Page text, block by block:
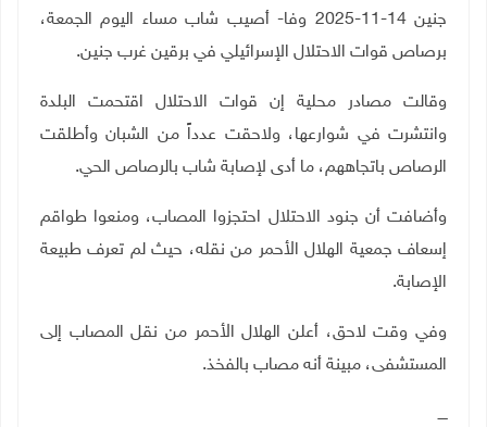
جنين 14-11-2025 وفا- أصيب شاب مساء اليوم الجمعة،
برصاص قوات الاحتلال الإسرائيلي في برقين غرب جنين.
وقالت مصادر محلية إن قوات الاحتلال اقتحمت البلدة
وانتشرت في شوارعها، ولاحقت عدداً من الشبان وأطلقت
الرصاص باتجاههم، ما أدى لإصابة شاب بالرصاص الحي.
وأضافت أن جنود الاحتلال احتجزوا المصاب، ومنعوا طواقم
إسعاف جمعية الهلال الأحمر من نقله، حيث لم تعرف طبيعة
الإصابة.
وفي وقت لاحق، أعلن الهلال الأحمر من نقل المصاب إلى
المستشفى، مبينة أنه مصاب بالفخذ.
ــــ